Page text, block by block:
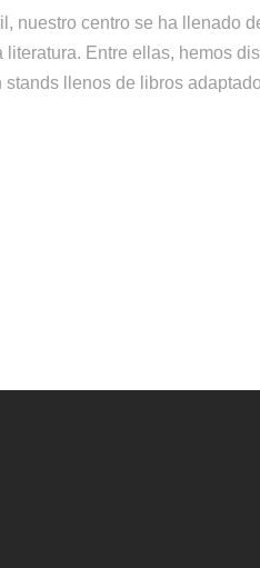
nuestro centro se ha llenado
Entre ellas, hemos
llenos de libros